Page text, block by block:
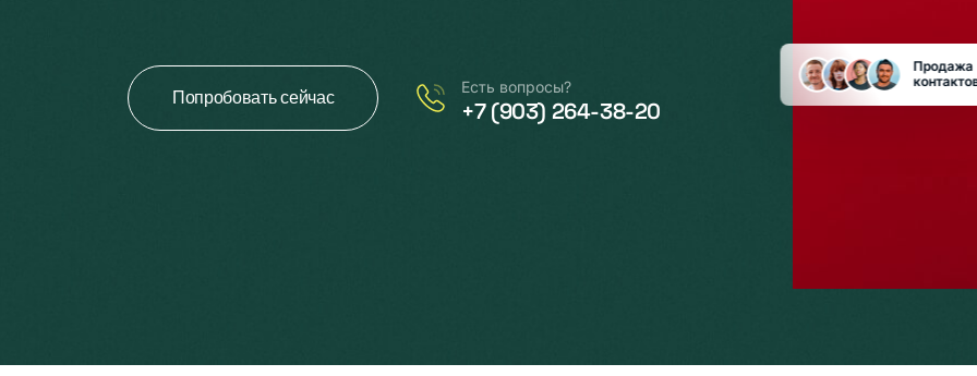
Попробовать сейчас Есть вопросы?
+7 (903) 264-38-20
Продажа
контактов